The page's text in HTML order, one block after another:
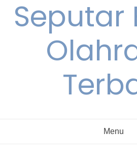
Seputar
Menu